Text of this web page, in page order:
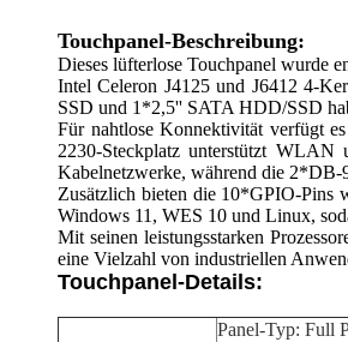
Touchpanel-Beschreibung:
Dieses lüfterlose Touchpanel wurde
Intel Celeron J4125 und J6412 4-
SSD und 1*2,5'' SATA HDD/SSD
Für nahtlose Konnektivität verfügt
2230-Steckplatz unterstützt
Kabelnetzwerke, während die
Zusätzlich bieten die 10*GPIO-Pins
Windows 11, WES 10 und Linux,
Mit seinen leistungsstarken
eine Vielzahl von industriellen
Touchpanel-Details:
Panel-Typ: Full